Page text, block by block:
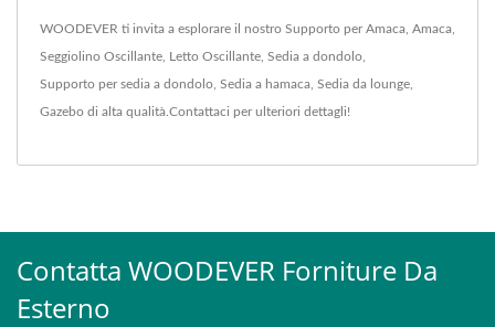
WOODEVER ti invita a esplorare il nostro Supporto per Amaca Amaca
Seggiolino Oscillante Letto Oscillante Sedia a dondolo
Supporto per sedia a dondolo Sedia a hamaca Sedia da lounge
Gazebo di alta qualità. Contattaci per ulteriori dettagli!
Contatta WOODEVER Forniture Da
Esterno